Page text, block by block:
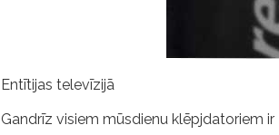
Entītijas televīzijā
Gandrīz visiem mūsdienu klēpjdatoriem